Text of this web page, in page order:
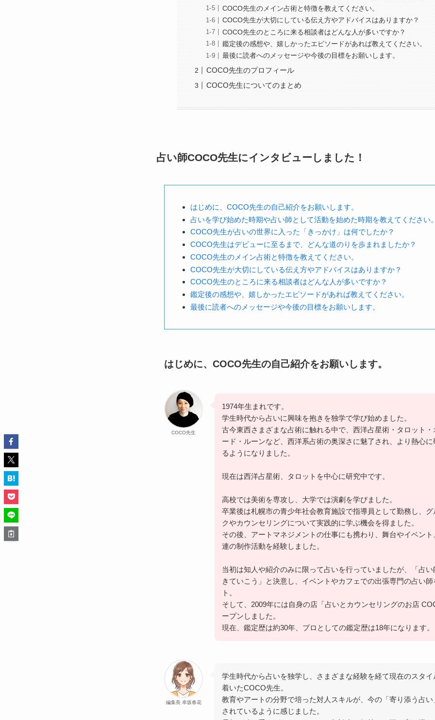
COCO先生のメイン占術と特徴を教えてください。
COCO先生が大切にしている伝え方やアドバイスはありますか？
COCO先生のところに来る相談者はどんな人が多いですか？
鑑定後の感想や、嬉しかったエピソードがあれば教えてください。
最後に読者へのメッセージや今後の目標をお願いします。
COCO先生のプロフィール
COCO先生についてのまとめ
占い師COCO先生にインタビューしました！
はじめに、COCO先生の自己紹介をお願いします。
占いを学び始めた時期や占い師として活動を始めた時期を教えてください
COCO先生が占いの世界に入った「きっかけ」は何でしたか？
COCO先生はデビューに至るまで、どんな道のりを歩まれましたか？
COCO先生のメイン占術と特徴を教えてください。
COCO先生が大切にしている伝え方やアドバイスはありますか？
COCO先生のところに来る相談者はどんな人が多いですか？
鑑定後の感想や、嬉しかったエピソードがあれば教えてください。
最後に読者へのメッセージや今後の目標をお願いします。
はじめに、COCO先生の自己紹介をお願いします。
COCO先生
1974年生まれです。
学生時代から占いに興味を抱きを独学で学び始めました。
古今東西さまざまな占術に触れる中で、西洋占星術・タロット
ード・ルーンなど、西洋系占術の奥深さに魅了され、より熱心
るようになりました。
現在は西洋占星術、タロットを中心に研究中です。
高校では美術を専攻し、大学では演劇を学びました。
卒業後は札幌市の青少年社会教育施設で指導員として勤務し、
クやカウンセリングについて実践的に学ぶ機会を得ました。
その後、アートマネジメントの仕事にも携わり、舞台やイベン
連の制作活動を経験しました。
当初は知人や紹介のみに限って占いを行っていましたが、「占
きていこう」と決意し、イベントやカフェでの出張専門の占い
ト。
そして、2009年には自身の店「占いとカウンセリングのお店
ープンしました。
現在、鑑定歴は約30年、プロとしての鑑定歴は18年になります。
編集長 幸坂春花
学生時代から占いを独学し、さまざまな経験を経て現在のスタ
着いたCOCO先生。
教育やアートの分野で培った対人スキルが、今の「寄り添う占
されているように感じました。